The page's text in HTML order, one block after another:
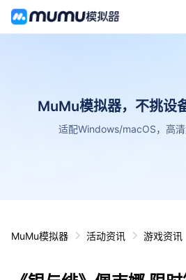
MuMu模拟器，不挑设
适配Windows/macOS，高
MuMu模拟器 活动资讯 游戏资讯